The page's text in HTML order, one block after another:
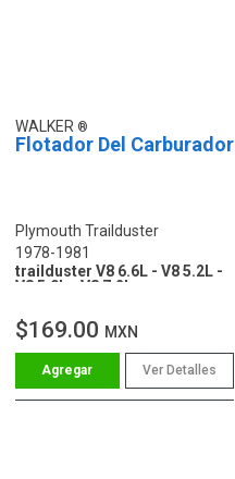
WALKER
Flotador Del Carburador
Plymouth Trailduster
1978-1981
trailduster V8 6.6L - V8 5.2L -
V8 5.9L - V8 7.2L
$169.00 MXN
Ver Detalles